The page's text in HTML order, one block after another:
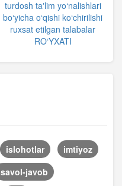
turdosh taʼlim yo‘nalishlari
bo‘yicha o‘qishi ko‘chirilishi
ruxsat etilgan talabalar
RO‘YXATI
islohotlar
imtiyoz
savol-javob